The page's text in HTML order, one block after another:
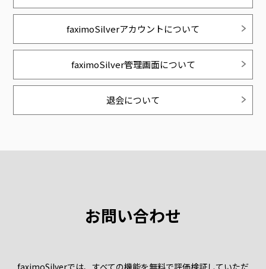
faximoSilverアカウントについて
faximoSilver管理画面について
退会について
お問い合わせ
faximoSilverでは、すべての機能を無料で評価検証していただ